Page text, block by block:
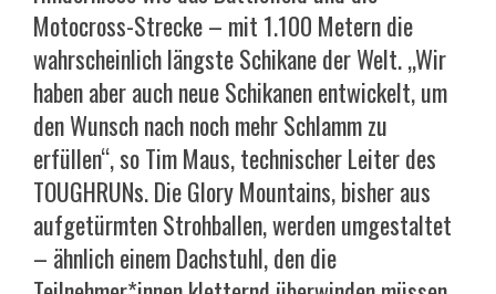
Motocross-Strecke – mit 1.100 Metern die
wahrscheinlich längste Schikane der Welt. „Wir
haben aber auch neue Schikanen entwickelt, um
den Wunsch nach noch mehr Schlamm zu
erfüllen“, so Tim Maus, technischer Leiter des
TOUGHRUNs. Die Glory Mountains, bisher aus
aufgetürmten Strohballen, werden umgestaltet
– ähnlich einem Dachstuhl, den die